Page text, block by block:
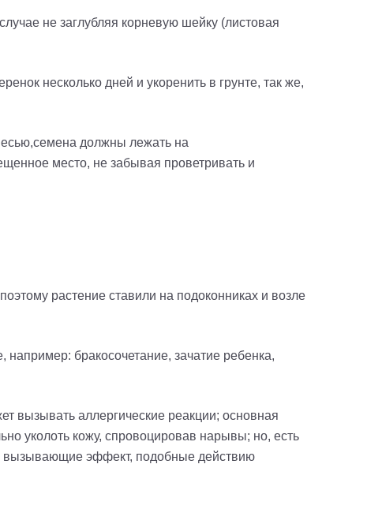
не заглубляя корневую шейку (листовая
несколько дней и укоренить в грунте, так же,
семена должны лежать на
место, не забывая проветривать и
растение ставили на подоконниках и возле
бракосочетание, зачатие ребенка,
вызывать аллергические реакции; основная
уколоть кожу, спровоцировав нарывы; но, есть
вызывающие эффект, подобные действию